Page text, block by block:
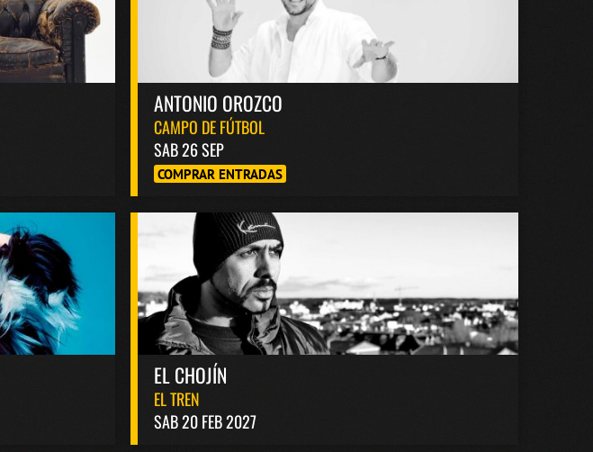
ANTONIO OROZCO
CAMPO DE FÚTBOL
SAB 26 SEP
COMPRAR ENTRADAS
EL CHOJÍN
EL TREN
SAB 20 FEB 2027